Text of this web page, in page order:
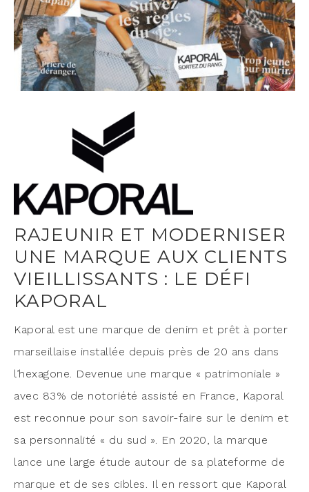
RAJEUNIR ET MODERNISER
UNE MARQUE AUX CLIENTS
VIEILLISSANTS : LE DÉFI
KAPORAL
Kapo­ral est une marque de denim et prêt à por­ter
mar­seillaise ins­tal­lée depuis près de 20 ans dans
l’hexagone. Deve­nue une marque « patri­mo­niale »
avec 83% de noto­rié­té assis­té en France, Kapo­ral
est recon­nue pour son savoir-faire sur le denim et
sa per­son­na­li­té « du sud ». En 2020, la marque
lance une large étude autour de sa pla­te­forme de
marque et de ses cibles. Il en res­sort que Kapo­ral